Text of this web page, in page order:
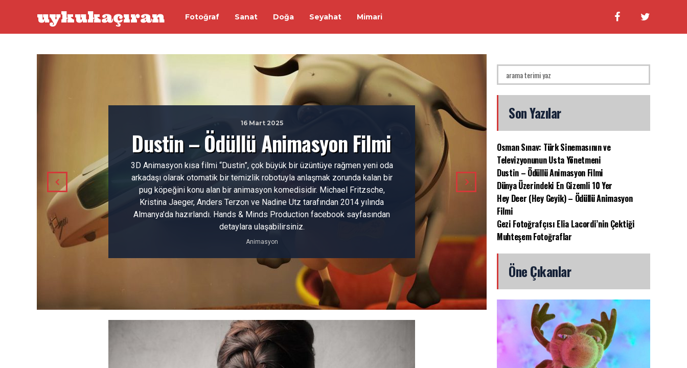
uykukaçıran Fotoğraf Sanat Doğa Seyahat Mimari
16 Mart 2025
Dustin – Ödüllü Animasyon Filmi
3D Animasyon kısa filmi “Dustin”, çok büyük bir üzüntüye rağmen yeni oda
arkadaşı olarak otomatik bir temizlik robotuyla anlaşmak zorunda kalan bir
pug köpeğini konu alan bir animasyon komedisidir. Michael Fritzsche,
Kristina Jaeger, Anders Terzon ve Nadine Utz tarafından 2014 yılında
Almanya’da hazırlandı. Hands & Minds Production facebook sayfasından
detaylara ulaşabilirsiniz.
Animasyon
Dünya
Dünyada pek çok gizemli
olarak açıklanabilse de
yerler tarihi efsanelerle
Okyanusu) Atlantik
Son Yazılar
Osman Sınav: Türk Sinemasının ve
Televizyonunun Usta Yönetmeni
Dustin – Ödüllü Animasyon Filmi
Dünya Üzerindeki En Gizemli 10 Yer
Hey Deer (Hey Geyik) – Ödüllü Animasyon
Filmi
Gezi Fotoğrafçısı Elia Lacordi’nin Çektiği
Muhteşem Fotoğraflar
Öne Çıkanlar